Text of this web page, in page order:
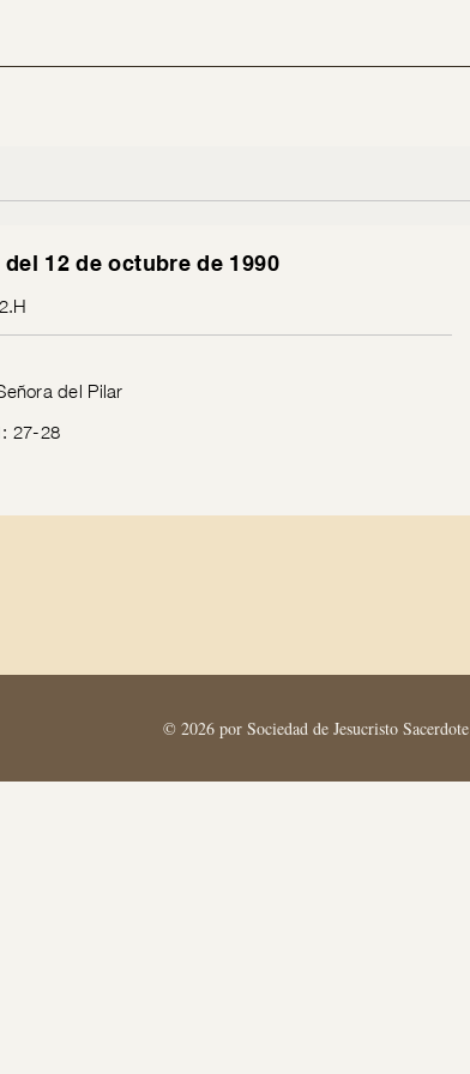
12 de octubre de 1990
del Pilar
27-28
© 2026 por Sociedad de Jesucristo Sacerdote